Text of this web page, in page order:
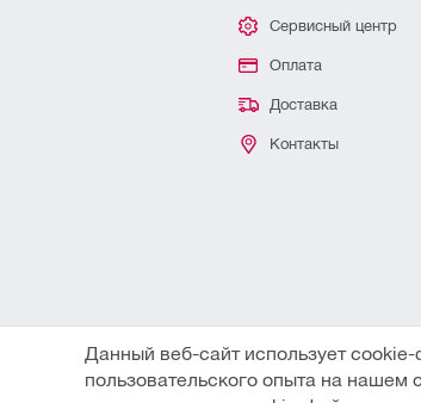
Сервисный центр
Оплата
Доставка
Контакты
Данный веб-сайт использует
пользовательского опыта на нашем